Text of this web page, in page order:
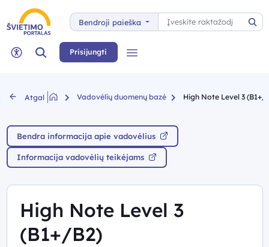
Bendroji paieška
Paieška
Neįgaliųjų rėžimas
Paieška Prisijungti
Atgal Vadovėlių duomenų bazė High Note Level 3 (B1+/
Bendra informacija apie vadovėlius
Informacija vadovėlių teikėjams
High Note Level 3
(B1+/B2)